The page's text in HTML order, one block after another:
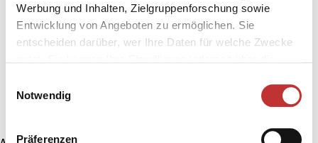
Werbung und Inhalten, Zielgruppenforschung sowie
Entwicklung von Angeboten zu ermöglichen. Sie
entscheiden darüber, wer Ihre Daten für welche Zwecke
Trigger Symbol ändern oder widerrufen
Notwendig
Präferenzen